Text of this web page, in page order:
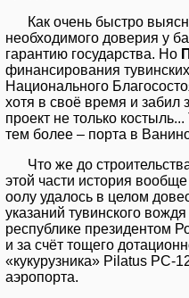
Как очень быстро
необходимого доверия у
гарантию государства. Но
финансирования
Национального
хотя в своё время и забил
проект не только
тем более – порта в
Что же до
этой части история
оолу удалось в целом
указаний тувинского
республике президентом
и за счёт тощего
«кукурузника» Pilatus РС-
аэропорта.